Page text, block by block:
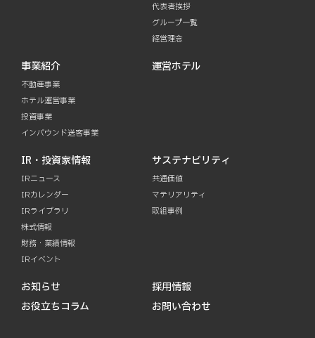
代表者挨拶
グループ一覧
経営理念
事業紹介
不動産事業
ホテル運営事業
投資事業
インバウンド送客事業
運営ホテル
IR・投資家情報
IRニュース
IRカレンダー
IRライブラリ
株式情報
財務・業績情報
IRイベント
サステナビリティ
共通価値
マテリアリティ
取組事例
お知らせ
お役立ちコラム
採用情報
お問い合わせ